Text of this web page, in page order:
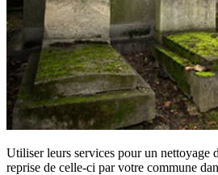
Utiliser leurs services pour un nettoyage
reprise de celle-ci par votre commune